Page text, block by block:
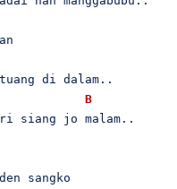
B
siang jo malam..
sangko